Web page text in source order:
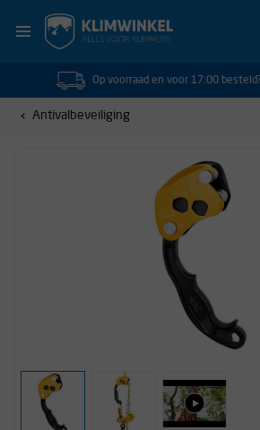
Op voorraad en voor 17:00
Antivalbeveiliging